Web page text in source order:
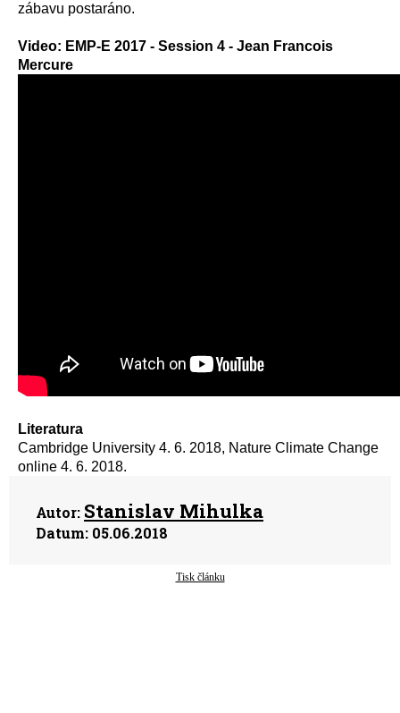
zábavu postaráno.
Video: EMP-E 2017 - Session 4 - Jean Francois
Mercure
Literatura
Cambridge University 4. 6. 2018, Nature Climate Change
online 4. 6. 2018.
Autor: Stanislav Mihulka
Datum: 05.06.2018
Tisk článku